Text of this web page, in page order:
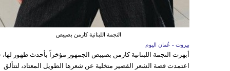
النجمة اللبنانية كارمن بصيبص
بيروت - عُمان اليوم
أبهرت النجمة اللبنانية كارمن بصيبص الجمهور مؤخراً بأحدث ظهور
اعتمدت قصة الشعر القصير متخلية عن شعرها الطويل المعتاد، لتتألق